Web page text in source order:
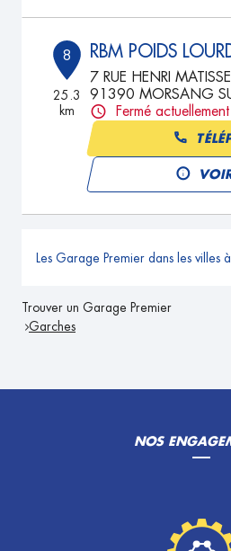
8
25.3
km
RBM POIDS
7 RUE HENRI MATISSE
91390 MORSANG
Fermé actuellement
Les Garage Premier dans les villes
Trouver un Garage Premier
Garches
NOS